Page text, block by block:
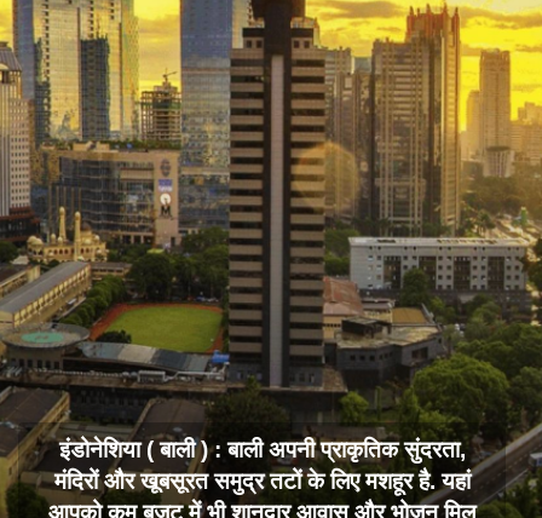
इंडोनेशिया ( बाली ) : बाली अपनी प्राकृतिक सुंदरता,
मंदिरों और खूबसूरत समुद्र तटों के लिए मशहूर है. यहां